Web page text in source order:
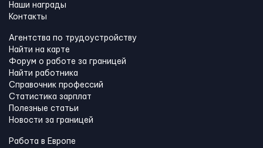
Наши награды
Контакты
Агентства по трудоустройству
Найти на карте
Форум о работе за границей
Найти работника
Справочник профессий
Статистика зарплат
Полезные статьи
Новости за границей
Работа в Европе